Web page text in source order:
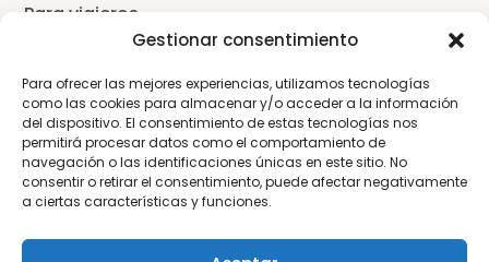
Gestionar consentimiento
Para ofrecer las mejores experiencias, utilizamos tecnologías
como las cookies para almacenar y/o acceder a la información
del dispositivo. El consentimiento de estas tecnologías nos
permitirá procesar datos como el comportamiento de
navegación o las identificaciones únicas en este sitio. No
consentir o retirar el consentimiento, puede afectar negativamente
a ciertas características y funciones.
Para viajeros
Guía de viaje por Cádiz
Cómo funciona la plataforma
Para propietarios
Publica tu alojamiento
Aviso para anunciantes